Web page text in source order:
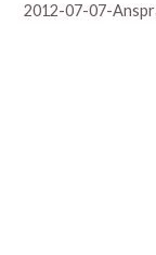
2012-07-07-